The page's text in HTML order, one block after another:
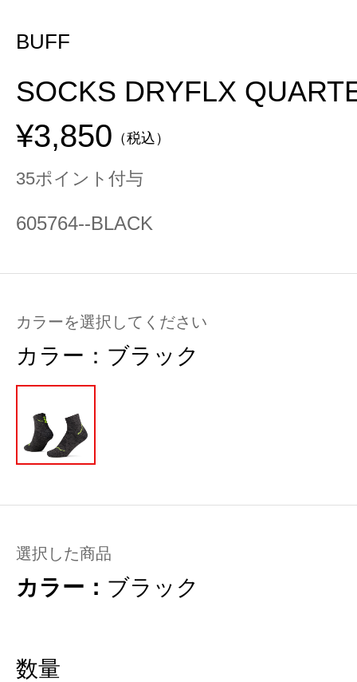
BUFF
SOCKS DRYFLX
¥3,850 （税込）
35ポイント付与
605764--BLACK
カラーを選択してください
カラー： ブラック
選択した商品
カラー： ブラック
数量